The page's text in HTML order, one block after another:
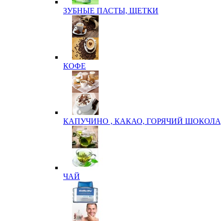
ЗУБНЫЕ ПАСТЫ, ЩЕТКИ
КОФЕ
КАПУЧИНО , КАКАО, ГОРЯЧИЙ
ЧАЙ